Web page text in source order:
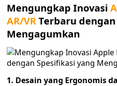
Mengungkap Inovasi
AR/VRTerbaru
Mengagumkan
1. Desain yang Ergonomis